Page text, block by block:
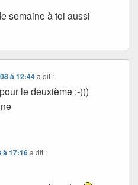
semaine à toi aussi
à 12:44 a dit :
le deuxième ;-)))
à 17:16a dit :